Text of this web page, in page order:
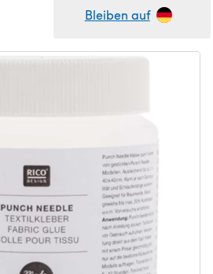
Bleiben auf